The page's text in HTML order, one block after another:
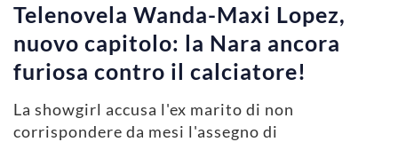
Telenovela Wanda-Maxi Lopez,
nuovo capitolo: la Nara ancora
furiosa contro il calciatore!
La showgirl accusa l'ex marito di non
corrispondere da mesi l'assegno di